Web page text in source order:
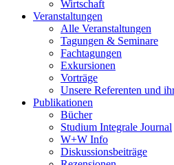
Wirtschaft
Veranstaltungen
Alle Veranstaltungen
Tagungen & Seminare
Fachtagungen
Exkursionen
Vorträge
Unsere Referenten und
Publikationen
Bücher
Studium Integrale Journal
W+W Info
Diskussionsbeiträge